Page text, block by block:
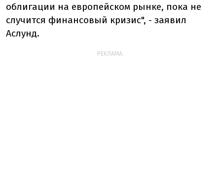
облигации на европейском рынке, пока не
случится финансовый кризис", - заявил
Аслунд.
РЕКЛАМА: